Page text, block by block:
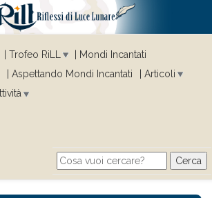
Trofeo RiLL
Mondi Incantati
Aspettando Mondi Incantati
Articoli
Search form
Cerca